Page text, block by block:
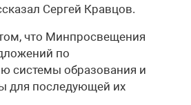
Сергей Кравцов.
что Минпросвещения
по
системы образования и
для последующей их